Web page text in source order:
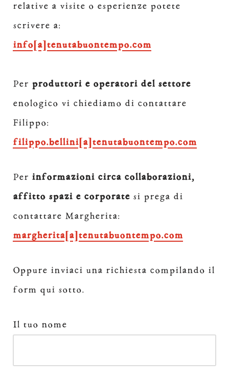
relative a visite o esperienze potete
scrivere a:
info[a]tenutabuontempo.com
Per produttori e operatori del settore
enologico vi chiediamo di contattare
Filippo:
filippo.bellini[a]tenutabuontempo.com
Per informazioni circa collaborazioni,
affitto spazi e corporate si prega di
contattare Margherita:
margherita[a]tenutabuontempo.com
Oppure inviaci una richiesta compilando il
form qui sotto.
Il tuo nome